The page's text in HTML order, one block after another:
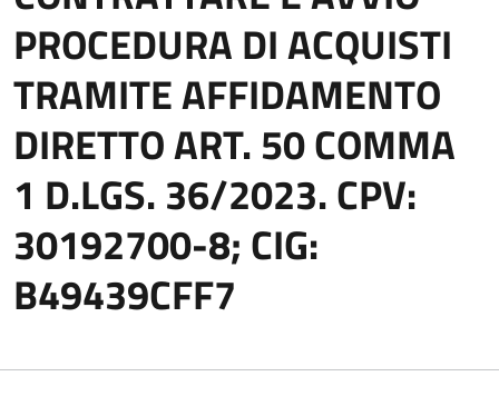
PROCEDURA DI ACQUISTI
TRAMITE AFFIDAMENTO
DIRETTO ART. 50 COMMA
1 D.LGS. 36/2023. CPV:
30192700-8; CIG:
B49439CFF7